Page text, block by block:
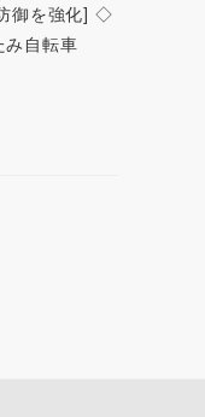
御を強化] ◇
み自転車